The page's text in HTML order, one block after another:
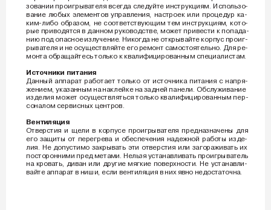
зовании проигрывателя всегда следуйте инструкциям. Использо-
вание любых элементов управления, настроек или процедур ка-
ким-либо образом, не соответствующим тем инструкциям, кото-
рые приводятся в данном руководстве, может привести к попада-
нию под опасное излучение. Никогда не открывайте корпус проиг-
рывателя и не осуществляйте его ремонт самостоятельно. Для ре-
монта обращайтесь только к квалифицированным специалистам.
Источники питания
Данный аппарат работает только от источника питания c напря-
жением, указанным на наклейке на задней панели. Обслуживание
изделия может осуществляться только квалифицированным пер-
соналом сервисных центров.
Вентиляция
Отверстия и щели в корпусе проигрывателя предназначены для
его защиты от перегрева и обеспечения надежной работы изде-
лия. Не допустимо закрывать эти отверстия или загораживать их
посторонними пред метами. Нельзя устанавливать проигрыватель
на кровать, диван или другие мягкие поверхности. Не устанавли-
вайте аппарат в ниши, если вентиляция в них явно недостаточна.